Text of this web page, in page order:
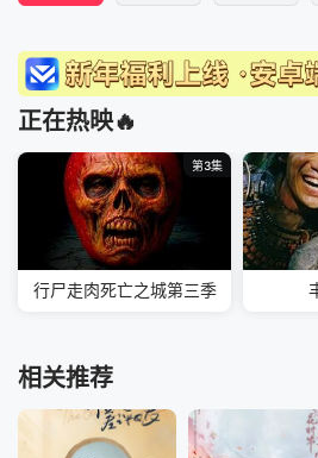
正在热映🔥
第3集
行尸走肉死亡之城第三季
相关推荐